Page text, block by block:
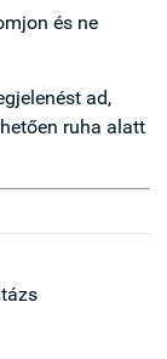
és ne
ad,
ruha alatt